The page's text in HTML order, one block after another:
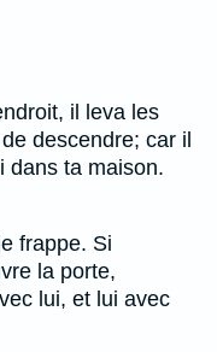
il leva les
descendre; car il
dans ta maison.
frappe. Si
la porte,
lui, et lui avec